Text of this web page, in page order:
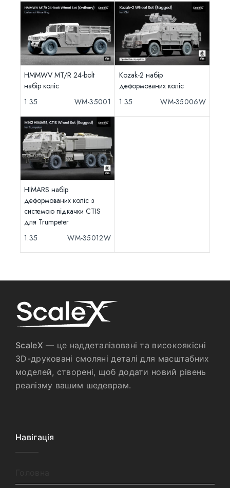
HMMWV MT/R 24-bolt
набір коліс
1:35
WM-35001
Kozak-2 набір
деформованих коліс
1:35
WM-35006W
HIMARS набір
деформованих коліс з
системою підкачки CTIS
для Trumpeter
1:35
WM-35012W
ScaleX — це наддеталізовані та високоякісні
3D-друковані смоляні деталі для масштабних
моделей, створені, щоб додати новий рівень
реалізму вашим шедеврам.
Навігація